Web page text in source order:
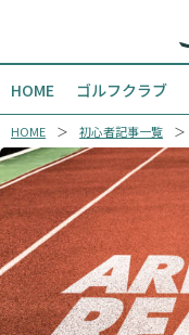
HOME ゴルフクラブ
HOME 初心者記事一覧